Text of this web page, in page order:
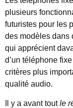
plusieurs
futuristes pour les
des modèles dans
qui apprécient
d’un téléphone
critères plus
qualité audio.
Il y a avant toutle